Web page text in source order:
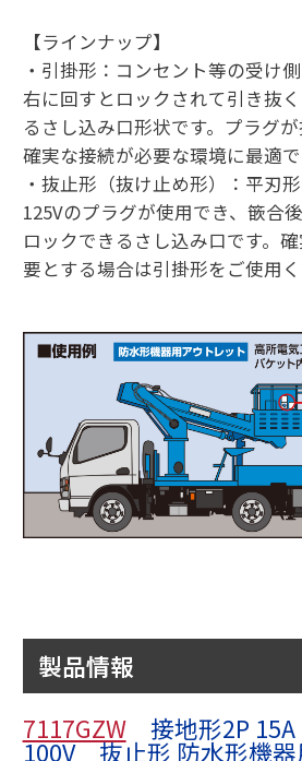
【ラインナップ】
・引掛形：コンセント等の受け
右に回すとロックされて引き抜
るさし込み口形状です。プラグ
確実な接続が必要な環境に最適で
・抜止形（抜け止め形）：平刃
125Vのプラグが使用でき、篏合
ロックできるさし込み口です。
要とする場合は引掛形をご使用く
製品情報
7117GZW接地形2P 15A
100V 抜止形 防水形機器